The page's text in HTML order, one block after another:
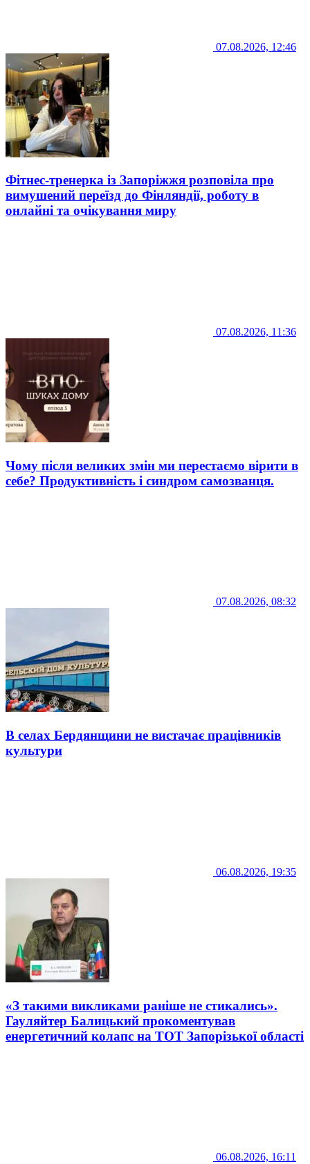
07.08.2026, 12:46
Фітнес-тренерка із Запоріжжя розповіла про
вимушений переїзд до Фінляндії, роботу в
онлайні та очікування миру
07.08.2026, 11:36
Чому після великих змін ми перестаємо вірити в
себе? Продуктивність і синдром самозванця.
07.08.2026, 08:32
В селах Бердянщини не вистачає працівників
культури
06.08.2026, 19:35
«З такими викликами раніше не стикались».
Гауляйтер Балицький прокоментував
енергетичний колапс на ТОТ Запорізької області
06.08.2026, 16:11